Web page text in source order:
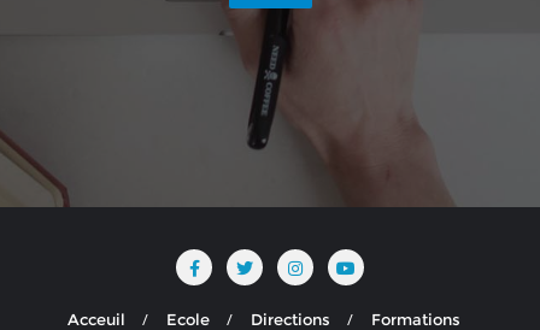
Acceuil Ecole Directions Formations